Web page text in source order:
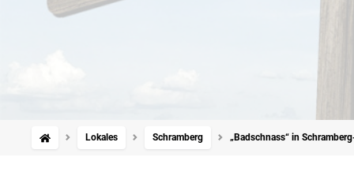
Lokales Schramberg „Badschnass“ in